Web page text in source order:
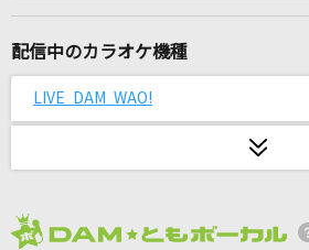
[生音]fish
愛くださいませ
配信中のカラオケ機種
LIVE DAM WAO!